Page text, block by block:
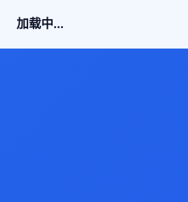
加载中...